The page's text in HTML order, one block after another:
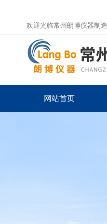
欢迎光临常州朗博仪器制
网站首页